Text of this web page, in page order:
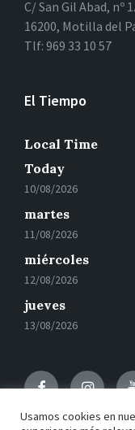
C/ San Gil Abad, nº 1.
16200, Motilla del
Tlf: 969 33 10 57
El Tiempo
Local Time
Today
10/08/2026
martes
11/08/2026
miércoles
12/08/2026
jueves
13/08/2026
Facebook
Usamos cookies en